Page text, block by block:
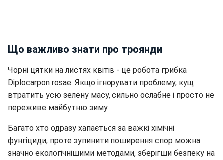
Що важливо знати про троянди
Чорні цятки на листях квітів - це робота грибка
Diplocarpon rosae. Якщо ігнорувати проблему, кущ
втратить усю зелену масу, сильно ослабне і просто не
переживе майбутню зиму.
Багато хто одразу хапається за важкі хімічні
фунгіциди, проте зупинити поширення спор можна
значно екологічнішими методами, зберігши безпеку на